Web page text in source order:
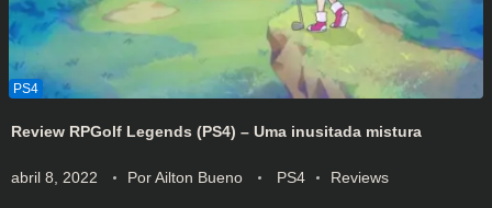
Review RPGolf Legends (PS4) – Uma inusitada mistura
abril 8, 2022 PorAilton Bueno PS4 Reviews